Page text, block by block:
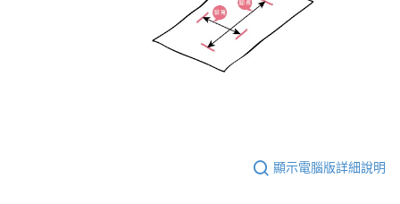
顯示電腦版詳細說明